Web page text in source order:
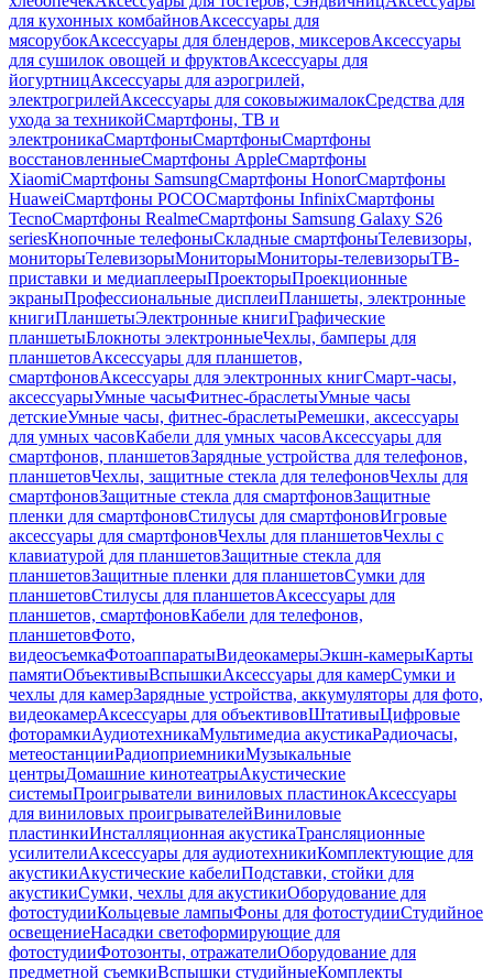
для кухонных комбайновАксессуары для
мясорубокАксессуары для блендеров, миксеровАксессуары
для сушилок овощей и фруктовАксессуары для
йогуртницАксессуары для аэрогрилей,
электрогрилейАксессуары для соковыжималокСредства для
ухода за техникойСмартфоны, ТВ и
электроникаСмартфоныСмартфоныСмартфоны
восстановленныеСмартфоны AppleСмартфоны
XiaomiСмартфоны SamsungСмартфоны HonorСмартфоны
HuaweiСмартфоны POCOСмартфоны InfinixСмартфоны
TecnoСмартфоны RealmeСмартфоны Samsung Galaxy S26
seriesКнопочные телефоныСкладные смартфоныТелевизоры,
мониторыТелевизорыМониторыМониторы-телевизорыТВ-
приставки и медиаплеерыПроекторыПроекционные
экраныПрофессиональные дисплеиПланшеты, электронные
книгиПланшетыЭлектронные книгиГрафические
планшетыБлокноты электронныеЧехлы, бамперы для
планшетовАксессуары для планшетов,
смартфоновАксессуары для электронных книгСмарт-часы,
аксессуарыУмные часыФитнес-браслетыУмные часы
детскиеУмные часы, фитнес-браслетыРемешки, аксессуары
для умных часовКабели для умных часовАксессуары для
смартфонов, планшетовЗарядные устройства для телефонов,
планшетовЧехлы, защитные стекла для телефоновЧехлы для
смартфоновЗащитные стекла для смартфоновЗащитные
пленки для смартфоновСтилусы для смартфоновИгровые
аксессуары для смартфоновЧехлы для планшетовЧехлы с
клавиатурой для планшетовЗащитные стекла для
планшетовЗащитные пленки для планшетовСумки для
планшетовСтилусы для планшетовАксессуары для
планшетов, смартфоновКабели для телефонов,
планшетовФото,
видеосъемкаФотоаппаратыВидеокамерыЭкшн-камерыКарты
памятиОбъективыВспышкиАксессуары для камерСумки и
чехлы для камерЗарядные устройства, аккумуляторы для фото,
видеокамерАксессуары для объективовШтативыЦифровые
фоторамкиАудиотехникаМультимедиа акустикаРадиочасы,
метеостанцииРадиоприемникиМузыкальные
центрыДомашние кинотеатрыАкустические
системыПроигрыватели виниловых пластинокАксессуары
для виниловых проигрывателейВиниловые
пластинкиИнсталляционная акустикаТрансляционные
усилителиАксессуары для аудиотехникиКомплектующие для
акустикиАкустические кабелиПодставки, стойки для
акустикиСумки, чехлы для акустикиОборудование для
фотостудииКольцевые лампыФоны для фотостудииСтудийное
освещениеНасадки светоформирующие для
фотостудииФотозонты, отражателиОборудование для
предметной съемкиВспышки студийныеКомплекты